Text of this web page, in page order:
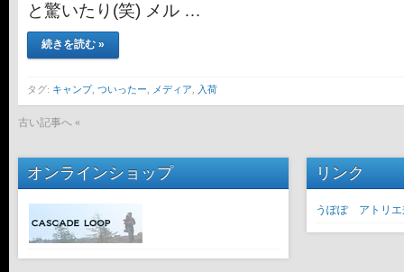
と驚いたり(笑) メル …
続きを読む »
タグ: キャンプ, ついったー メディア 入荷
古い記事へ «
オンラインショップ リンク
うぽぽ アトリエ